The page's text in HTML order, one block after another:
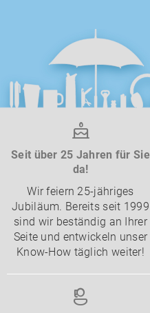
Seit über 25 Jahren für Sie
da!
Wir feiern 25-jähriges
Jubiläum. Bereits seit 1999
sind wir beständig an Ihrer
Seite und entwickeln unser
Know-How täglich weiter!